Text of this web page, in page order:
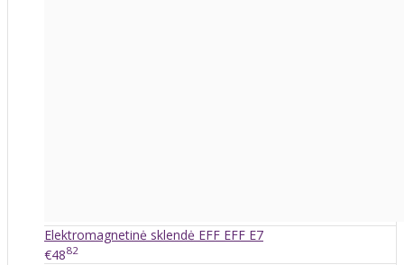
Elektromagnetinė sklendė EFF EFF E7
€4882